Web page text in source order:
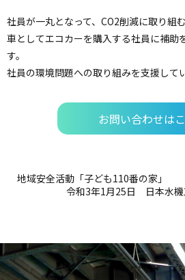
社員が一丸となって、CO2削減に取り組
車としてエコカーを購入する社員に補助
す。
社員の環境問題への取り組みを支援して
お問い合わせは
地域安全活動「子ども110番の家」
令和3年1月25日 日本水機